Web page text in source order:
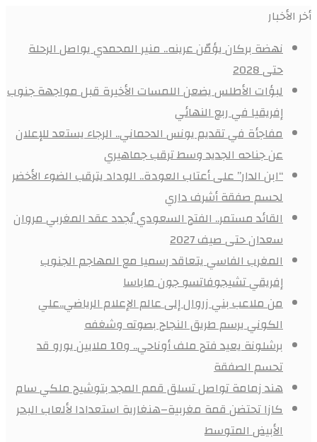
أخر الأخبار
نهضة بركان يؤمّن عرينه.. منير المحمدي يواصل الرحلة
حتى 2028
لبؤات الأطلس يضعن اللمسات الأخيرة قبل مواجهة جنوب
إفريقيا في ربع النهائي
مفاجأة في تقديم يونس الدحماني.. الرجاء يستعد للإعلان
عن جناحه الجديد وسط ترقب جماهيري
“ابن الدار” على أعتاب العودة.. الوداد يترقب الضوء الأخضر
لحسم صفقة أشرف داري
القائد مستمر.. الفتح السعودي يُجدد عقد المغربي مروان
سعدان حتى صيف 2027
المغرب الفاسي يتعاقد رسميا مع المهاجم الجنوب
إفريقي تشيجوفاتسو جون ماباسا
من ملاعب بني زروال إلى عالم الإعلام الرياضي..علي
الكوني يرسم طريق النجاح بصوته وشغفه
برشلونة يعيد فتح ملف أوناحي.. و10 ملايين يورو قد
تحسم الصفقة
هند زمامة تواصل تسلق قمم المجد بتوشيح ملكي سام
كازا تحتضن قمة مغربية–هنغارية استعدادا لألعاب البحر
الأبيض المتوسط